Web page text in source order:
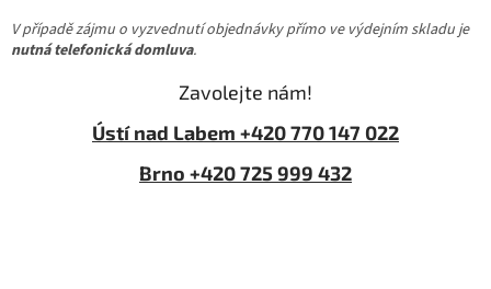
V případě zájmu o vyzvednutí objednávky přímo ve výdejním skladu je
nutná telefonická domluva.
Zavolejte nám!
Ústí nad Labem +420 770 147 022
Brno +420 725 999 432